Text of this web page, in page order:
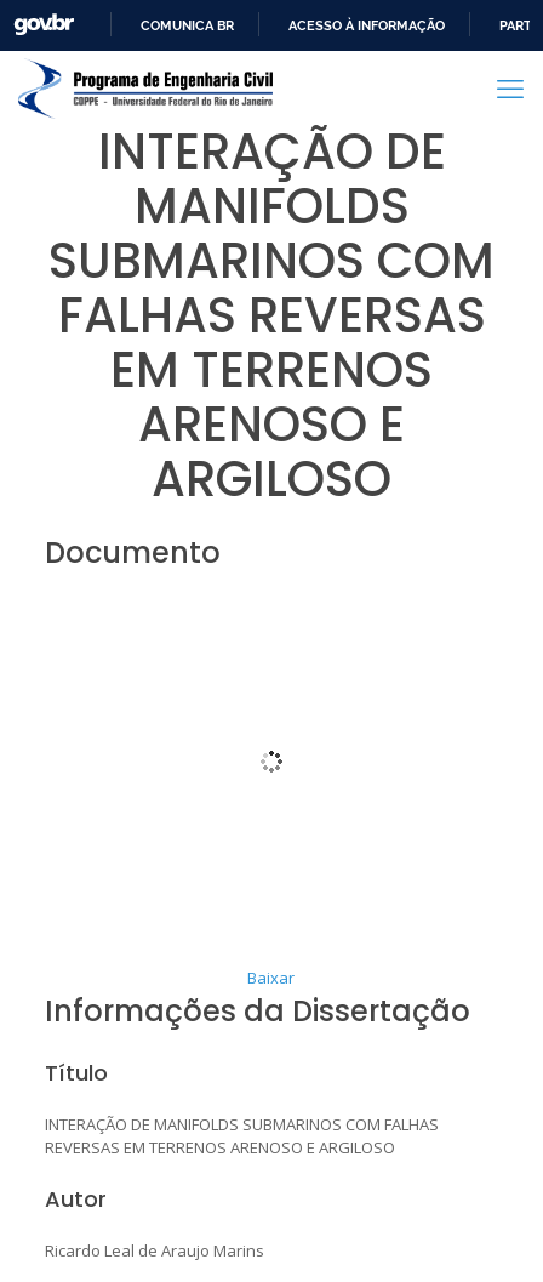
PARA
CONTEÚDO
COMUNICA BR ACESSO À INFORMAÇÃO
INTERAÇÃO DE
MANIFOLDS
SUBMARINOS COM
FALHAS REVERSAS
EM TERRENOS
ARENOSO E
ARGILOSO
Documento
Baixar
Informações da Dissertação
Título
INTERAÇÃO DE MANIFOLDS SUBMARINOS COM FALHAS
REVERSAS EM TERRENOS ARENOSO E ARGILOSO
Autor
Ricardo Leal de Araujo Marins